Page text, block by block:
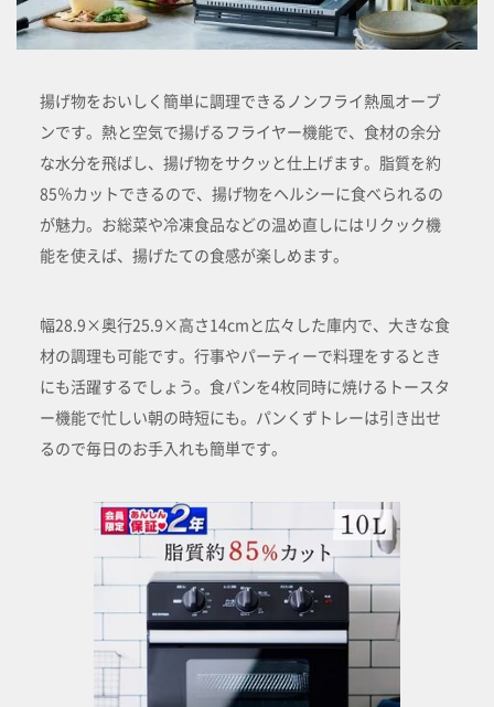
揚げ物をおいしく簡単に調理できるノンフライ熱風オーブ
ンです。熱と空気で揚げるフライヤー機能で、食材の余分
な水分を飛ばし、揚げ物をサクッと仕上げます。脂質を約
85％カットできるので、揚げ物をヘルシーに食べられるの
が魅力。お総菜や冷凍食品などの温め直しにはリクック機
能を使えば、揚げたての食感が楽しめます。
幅28.9×奥行25.9×高さ14cmと広々した庫内で、大きな食
材の調理も可能です。行事やパーティーで料理をするとき
にも活躍するでしょう。食パンを4枚同時に焼けるトースタ
ー機能で忙しい朝の時短にも。パンくずトレーは引き出せ
るので毎日のお手入れも簡単です。